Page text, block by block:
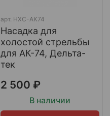
арт. НХС-АК74
Насадка для
холостой стрельбы
для АК-74, Дельта-
тек
2 500 ₽
В наличии